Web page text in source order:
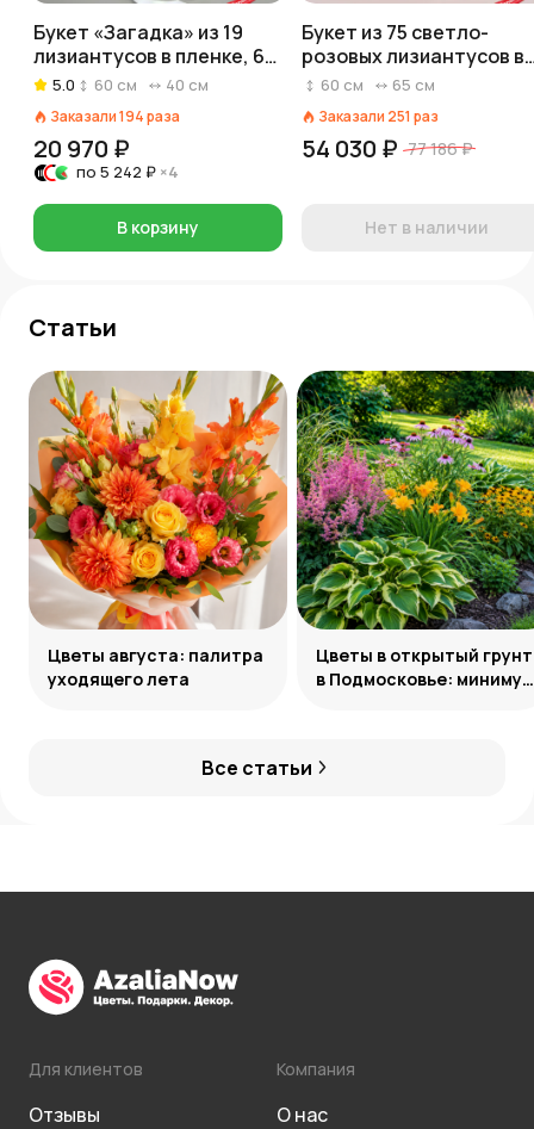
Букет «Загадка» из 19
лизиантусов в пленке, 60
см5.0 60 см 40 см
Заказали194раза
20 970 ₽
по 5 242 ₽ ×4
В корзину
Букет из 75 светло-
розовых лизиантусов в
оранжевой бумаге
60 см 65 см
Заказали 251 раз
54 030 ₽ 77 186 ₽
Нет в наличии
Статьи
Все статьи
Цветы августа: палитра
уходящего лета
Цветы в открытый грунт
в Подмосковье: минимум
Для клиентов
Отзывы
Компания
О нас